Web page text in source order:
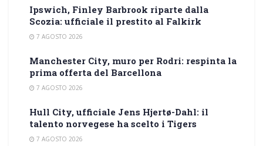
Ipswich, Finley Barbrook riparte dalla
Scozia: ufficiale il prestito al Falkirk
7 AGOSTO 2026
Manchester City, muro per Rodri: respinta la
prima offerta del Barcellona
7 AGOSTO 2026
Hull City, ufficiale Jens Hjertø-Dahl: il
talento norvegese ha scelto i Tigers
7 AGOSTO 2026